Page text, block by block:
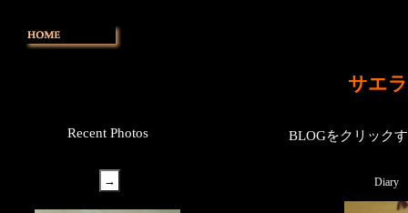
サエ
Recent Photos BLOGをクリック
Diary